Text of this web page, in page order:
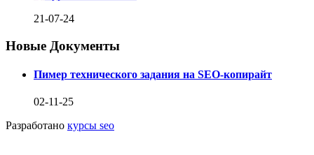
21-07-24
Новые Документы
Пимер технического задания на SEO-копирайт
02-11-25
Разработано курсы seo